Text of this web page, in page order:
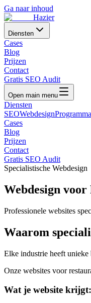
Ga naar inhoud
Hazier
Diensten
Cases
Blog
Prijzen
Contact
Gratis SEO Audit
Open main menu
Diensten
SEOWebdesign
Cases
Blog
Prijzen
Contact
Gratis SEO Audit
Specialistische Webdesign
Webdesign voor
Professionele websites
Waarom
Elke industrie heeft unieke
Onze websites voor
Wat je website krijgt: